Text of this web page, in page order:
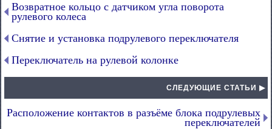
Возвратное кольцо с датчиком угла поворота
рулевого колеса
Снятие и установка подрулевого переключателя
Переключатель на рулевой колонке
СЛЕДУЮЩИЕ СТАТЬИ ▶
Расположение контактов в разъёме блока подрулевых
переключателей